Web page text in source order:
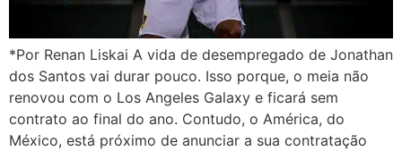
*Por Renan Liskai A vida de desempregado de Jonathan
dos Santos vai durar pouco. Isso porque, o meia não
renovou com o Los Angeles Galaxy e ficará sem
contrato ao final do ano. Contudo, o América, do
México, está próximo de anunciar a sua contratação